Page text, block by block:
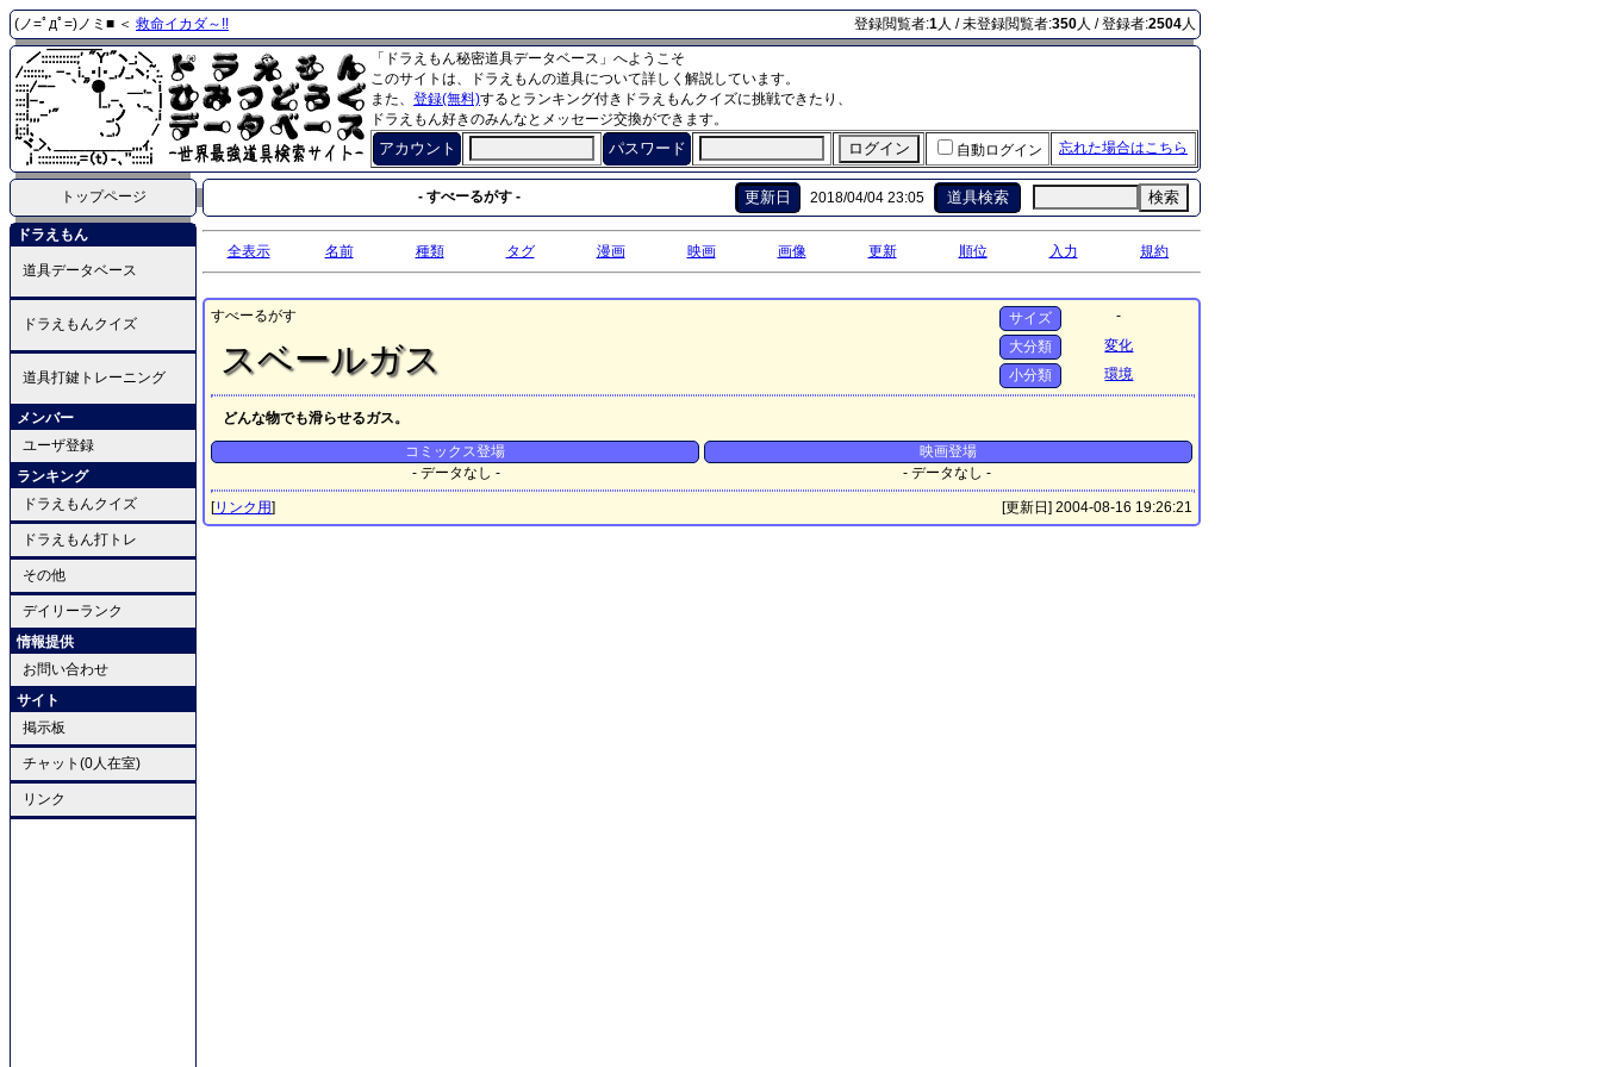
(ノ=ﾟдﾟ=)ノミ■ ＜ 救命イカダ～!! 登録閲覧者:1人 / 未登録閲覧者:350人 / 登録者:2504人
「ドラえもん秘密道具データベース」へようこそ
このサイトは、ドラえもんの道具について詳しく解説しています。
また、 登録(無料)するとランキング付きドラえもんクイズに挑戦できたり、
ドラえもん好きのみんなとメッセージ交換ができます。
アカウント パスワード 自動ログイン 忘れた場合はこちら
トップページ - すべーるがす - 更新日 2018/04/04 23:05 道具検索 検索
ドラえもん
道具データベース
ドラえもんクイズ
道具打鍵トレーニング
メンバー
ユーザ登録
ランキング
ドラえもんクイズ
ドラえもん打トレ
その他
デイリーランク
情報提供
お問い合わせ
サイト
掲示板
チャット(0人在室)
リンク
全表示 名前 種類 タグ 漫画 映画 画像 更新 順位 入力 規約
すべーるがす
スベールガス
サイズ
-
大分類
変化
小分類
環境
どんな物でも滑らせるガス。
コミックス登場
- データなし -
映画登場
- データなし -
[リンク用] [更新日] 2004-08-16 19:26:21